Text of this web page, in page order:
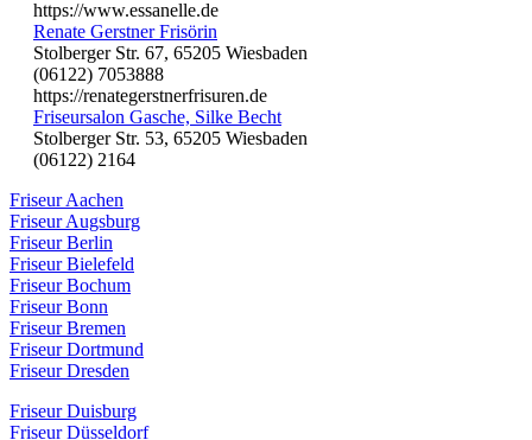
https://www.essanelle.de
Renate Gerstner Frisörin
Stolberger Str. 67, 65205 Wiesbaden
(06122) 7053888
https://renategerstnerfrisuren.de
Friseursalon Gasche, Silke Becht
Stolberger Str. 53, 65205 Wiesbaden
(06122) 2164
Friseur Aachen
Friseur Augsburg
Friseur Berlin
Friseur Bielefeld
Friseur Bochum
Friseur Bonn
Friseur Bremen
Friseur Dortmund
Friseur Dresden
Friseur Duisburg
Friseur Düsseldorf